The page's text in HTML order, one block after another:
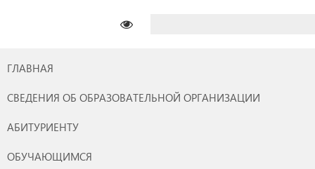
ГЛАВНАЯ
СВЕДЕНИЯ ОБ ОБРАЗОВАТЕЛЬНОЙ ОРГАНИЗАЦИИ
АБИТУРИЕНТУ
ОБУЧАЮЩИМСЯ